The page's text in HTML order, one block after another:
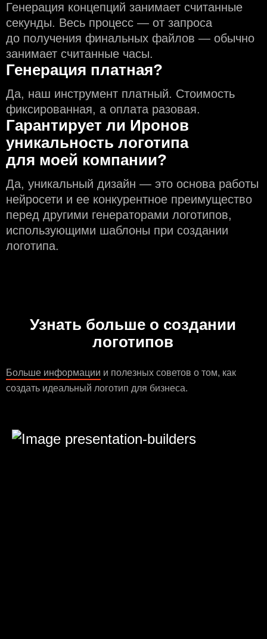
Генерация концепций занимает считанные
секунды. Весь процесс — от запроса
до получения финальных файлов — обычно
занимает считанные часы.
Генерация платная?
Да, наш инструмент платный. Стоимость
фиксированная, а оплата разовая.
Гарантирует ли Иронов
уникальность логотипа
для моей компании?
Да, уникальный дизайн — это основа работы
нейросети и еe конкурентное преимущество
перед другими генераторами логотипов,
использующими шаблоны при создании
логотипа.
Узнать больше о создании
логотипов
Больше информации и полезных советов о том, как
создать идеальный логотип для бизнеса.